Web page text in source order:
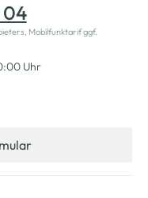
04
Mobilfunktarif ggf.
Uhr